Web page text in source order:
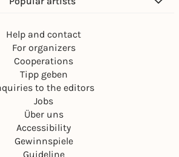
Help and contact
For organizers
Cooperations
Tipp geben
to the editors
Jobs
Über uns
Accessibility
Gewinnspiele
Guideline